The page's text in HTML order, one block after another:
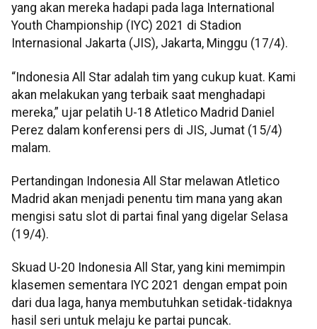
yang akan mereka hadapi pada laga International
Youth Championship (IYC) 2021 di Stadion
Internasional Jakarta (JIS), Jakarta, Minggu (17/4).
“Indonesia All Star adalah tim yang cukup kuat. Kami
akan melakukan yang terbaik saat menghadapi
mereka,” ujar pelatih U-18 Atletico Madrid Daniel
Perez dalam konferensi pers di JIS, Jumat (15/4)
malam.
Pertandingan Indonesia All Star melawan Atletico
Madrid akan menjadi penentu tim mana yang akan
mengisi satu slot di partai final yang digelar Selasa
(19/4).
Skuad U-20 Indonesia All Star, yang kini memimpin
klasemen sementara IYC 2021 dengan empat poin
dari dua laga, hanya membutuhkan setidak-tidaknya
hasil seri untuk melaju ke partai puncak.